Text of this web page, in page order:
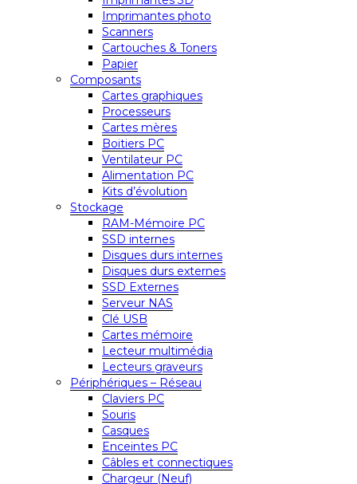
Imprimantes photo
Scanners
Cartouches & Toners
Papier
Composants
Cartes graphiques
Processeurs
Cartes mères
Boitiers PC
Ventilateur PC
Alimentation PC
Kits d’évolution
Stockage
RAM-Mémoire PC
SSD internes
Disques durs internes
Disques durs externes
SSD Externes
Serveur NAS
Clé USB
Cartes mémoire
Lecteur multimédia
Lecteurs graveurs
Périphériques – Réseau
Claviers PC
Souris
Casques
Enceintes PC
Câbles et connectiques
Chargeur (Neuf)